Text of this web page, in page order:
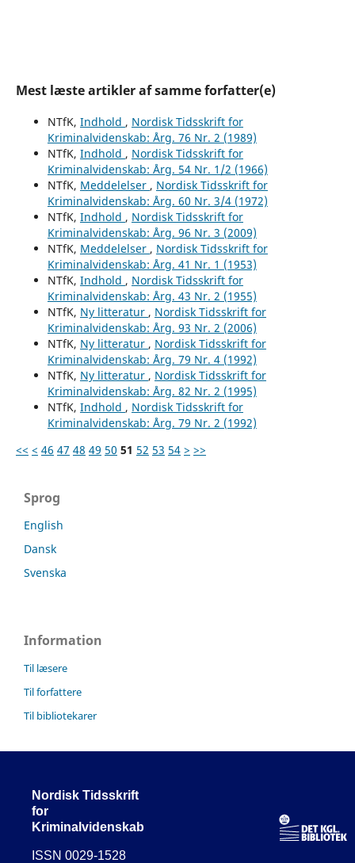
Mest læste artikler af samme forfatter(e)
NTfK, Indhold , Nordisk Tidsskrift for
Kriminalvidenskab: Årg. 76 Nr. 2 (1989)
NTfK, Indhold , Nordisk Tidsskrift for
Kriminalvidenskab: Årg. 54 Nr. 1/2 (1966)
NTfK, Meddelelser , Nordisk Tidsskrift for
Kriminalvidenskab: Årg. 60 Nr. 3/4 (1972)
NTfK, Indhold , Nordisk Tidsskrift for
Kriminalvidenskab: Årg. 96 Nr. 3 (2009)
NTfK, Meddelelser , Nordisk Tidsskrift for
Kriminalvidenskab: Årg. 41 Nr. 1 (1953)
NTfK, Indhold , Nordisk Tidsskrift for
Kriminalvidenskab: Årg. 43 Nr. 2 (1955)
NTfK, Ny litteratur , Nordisk Tidsskrift for
Kriminalvidenskab: Årg. 93 Nr. 2 (2006)
NTfK, Ny litteratur , Nordisk Tidsskrift for
Kriminalvidenskab: Årg. 79 Nr. 4 (1992)
NTfK, Ny litteratur , Nordisk Tidsskrift for
Kriminalvidenskab: Årg. 82 Nr. 2 (1995)
NTfK, Indhold , Nordisk Tidsskrift for
Kriminalvidenskab: Årg. 79 Nr. 2 (1992)
<< < 46 47 48 49 50 51 52 53 54 > >>
Sprog
English
Dansk
Svenska
Information
Til læsere
Til forfattere
Til bibliotekarer
Nordisk Tidsskrift
for
Kriminalvidenskab
ISSN 0029-1528